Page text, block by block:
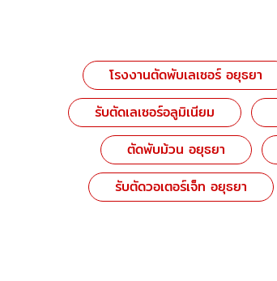
โรงงานตัดพับเลเซอร์ อยุธยา
รับตัดเลเซอร์อลูมิเนียม
ตัดพับม้วน อยุธยา
รับตัดวอเตอร์เจ็ท อยุธยา